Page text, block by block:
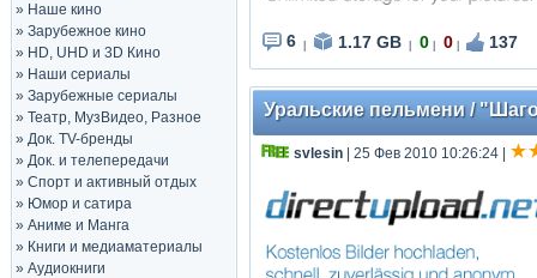
» Наше кино
» Зарубежное кино
» HD, UHD и 3D Кино
» Наши сериалы
» Зарубежные сериалы
» Театр, МузВидео, Разное
» Док. TV-бренды
» Док. и телепередачи
» Спорт и активный отдых
» Юмор и сатира
» Аниме и Манга
» Книги и медиаматериалы
» Аудиокниги
6 1.17 GB 0 0 137
Уральские пельмени /
svlesin | 25 Фев 2010 10:26:24